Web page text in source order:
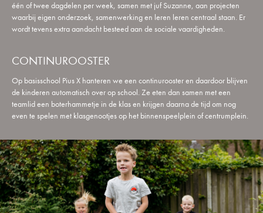
één of twee dagdelen per week, samen met juf Suzanne, aan projecten
waarbij eigen onderzoek, samenwerking en leren leren centraal staan. Er
wordt tevens extra aandacht besteed aan de sociale vaardigheden.
CONTINUROOSTER
Op basisschool Pius X hanteren we een continurooster en daardoor blijven
de kinderen automatisch over op school. Ze eten dan samen met een
teamlid een boterhammetje in de klas en krijgen daarna de tijd om nog
even te spelen met klasgenootjes op het binnenspeelplein of centrumplein.